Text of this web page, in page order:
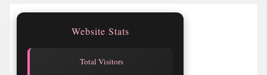
Website Stats
Total Visitors